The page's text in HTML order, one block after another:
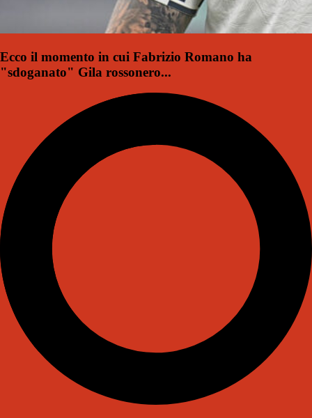
Ecco il momento in cui Fabrizio Romano ha
"sdoganato" Gila rossonero...